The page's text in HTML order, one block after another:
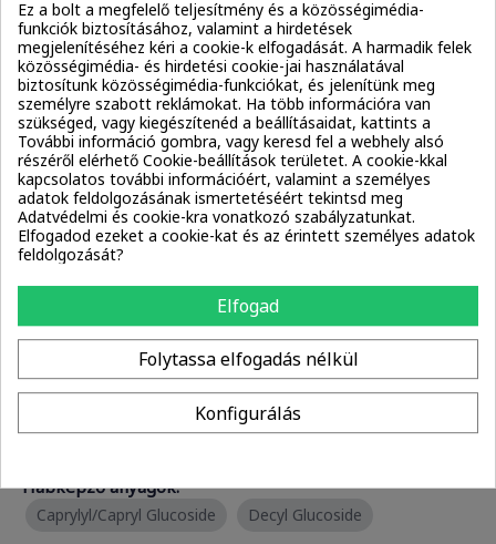
Oldószerek:
Benzyl Alcohol Water / Aqua
Tartósítószerek:
Benzyl Alcohol Phenethyl Alcohol
Phenoxyethanol
Potassium Sorbate
Sodium Benzoate
Emolliensek:
Decyl Alcohol
Emulgeálószerek:
Caprylyl Alcohol
Caprylyl/Capryl Glucoside
Decyl Glucoside
Habképző anyagok:
Caprylyl/Capryl Glucoside Decyl Glucoside
Ez a bolt a megfelelő teljesítmény és a közösségimédia-
funkciók biztosításához, valamint a hirdetések
megjelenítéséhez kéri a cookie-k elfogadását. A harmadik felek
közösségimédia- és hirdetési cookie-jai használatával
biztosítunk közösségimédia-funkciókat, és jelenítünk meg
személyre szabott reklámokat. Ha több információra van
szükséged, vagy kiegészítenéd a beállításaidat, kattints a
További információ gombra, vagy keresd fel a webhely alsó
részéről elérhető Cookie-beállítások területet. A cookie-kkal
kapcsolatos további információért, valamint a személyes
adatok feldolgozásának ismertetéséért tekintsd meg
Adatvédelmi és cookie-kra vonatkozó szabályzatunkat.
Elfogadod ezeket a cookie-kat és az érintett személyes adatok
feldolgozását?
Elfogad
Folytassa elfogadás nélkül
Konfigurálás